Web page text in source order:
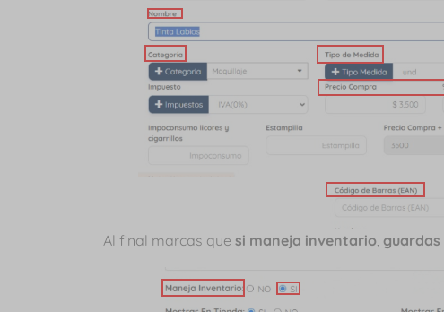
Al final marcas que si maneja inventario, guardas